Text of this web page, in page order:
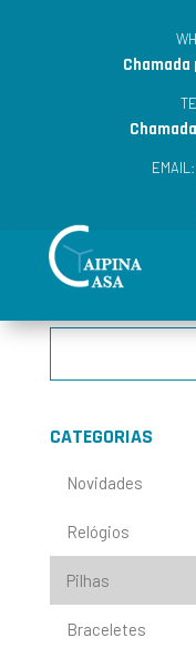
EMAIL:
CATEGORIAS
Novidades
Relógios
Pilhas
Braceletes